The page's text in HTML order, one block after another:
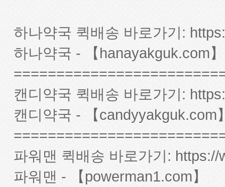
하나약국 퀵배송 바로가기:
하나약국 - 【hanayakguk.com】
캔디약국 퀵배송 바로가기:
캔디약국 - 【candyyakguk.com
파워맨 퀵배송 바로가기: https://
파워맨 - 【powerman1.com】